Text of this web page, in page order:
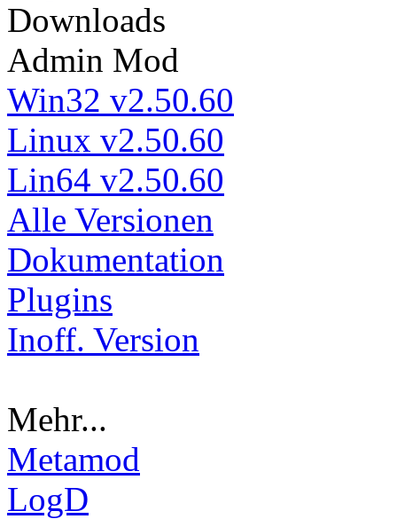
Downloads
Admin Mod
Win32 v2.50.60
Linux v2.50.60
Lin64 v2.50.60
Alle Versionen
Dokumentation
Plugins
Inoff. Version
Mehr...
Metamod
LogD